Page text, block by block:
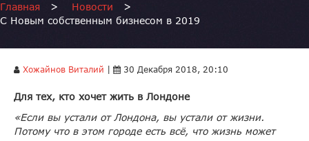
Главная > Новости
>
С Новым собственным бизнесом в 2019
Хожайнов Виталий 30 Декабря 2018, 20:10
Для тех, кто хочет жить в Лондоне
«Если вы устали от Лондона, вы устали от жизни.
Потому что в этом городе есть всё, что жизнь может